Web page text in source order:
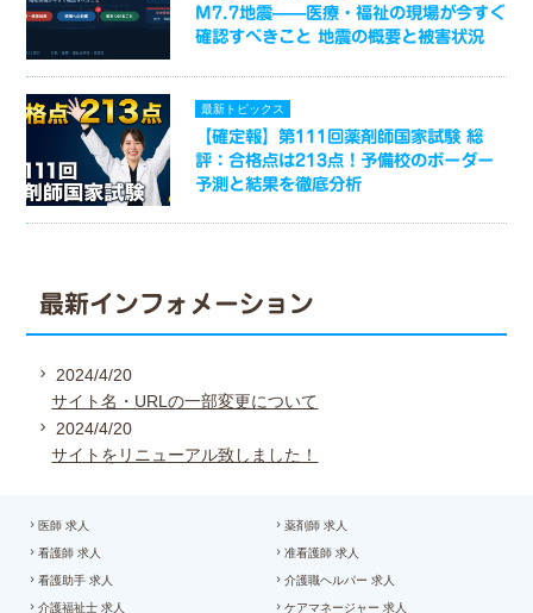
M7.7地震——医療・福祉の現場が今すぐ
確認すべきこと 地震の概要と被害状況
最新トピックス
【確定報】第111回薬剤師国家試験 総
評：合格点は213点！予備校のボーダー
予測と結果を徹底分析
最新インフォメーション
2024/4/20
サイト名・URLの一部変更について
2024/4/20
サイトをリニューアル致しました！
医師 求人 薬剤師 求人
看護師 求人 准看護師 求人
看護助手 求人 介護職ヘルパー 求人
介護福祉士 求人 ケアマネージャー 求人